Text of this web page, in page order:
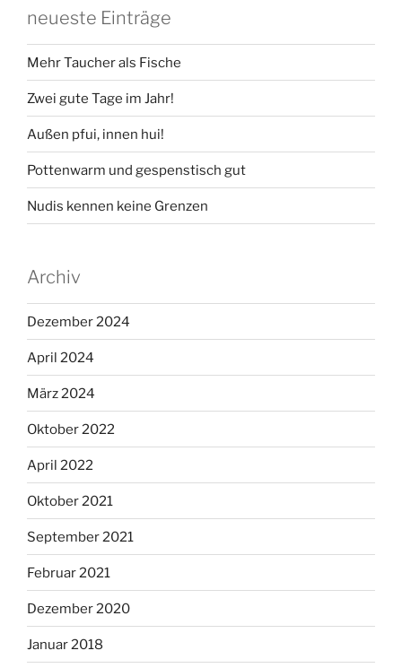
neueste Einträge
Mehr Taucher als Fische
Zwei gute Tage im Jahr!
Außen pfui, innen hui!
Pottenwarm und gespenstisch gut
Nudis kennen keine Grenzen
Archiv
Dezember 2024
April 2024
März 2024
Oktober 2022
April 2022
Oktober 2021
September 2021
Februar 2021
Dezember 2020
Januar 2018